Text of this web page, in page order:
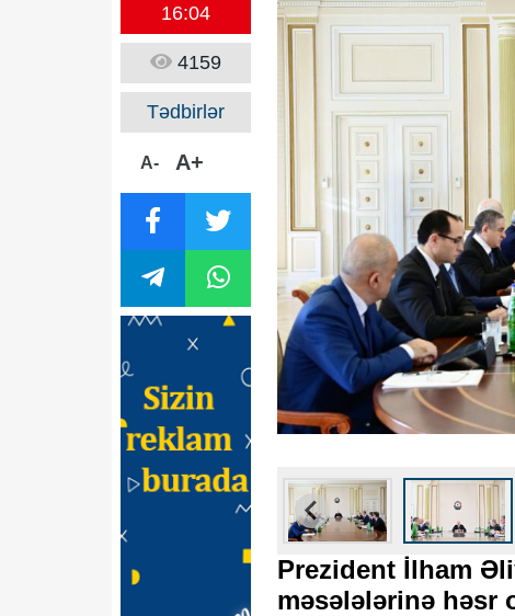
16:04
4159
Tədbirlər
A- A+
Prezident İlham
məsələlərinə həsr